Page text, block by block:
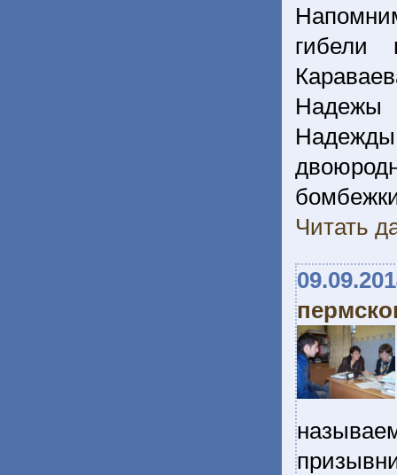
гибели
Надежы
Надежды
Читать